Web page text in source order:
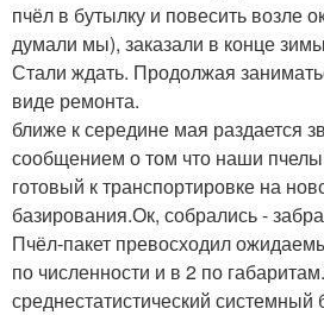
пчёл в бутылку и повесить возле
думали мы), заказали в конце
Стали ждать. Продолжая
виде ремонта.
ближе к середине мая раздается
сообщением о том что наши
готовый к транспортировке на
базирования.Ок, собрались -
Пчёл-пакет превосходил
по численности и в 2 по
среднестатистический системный